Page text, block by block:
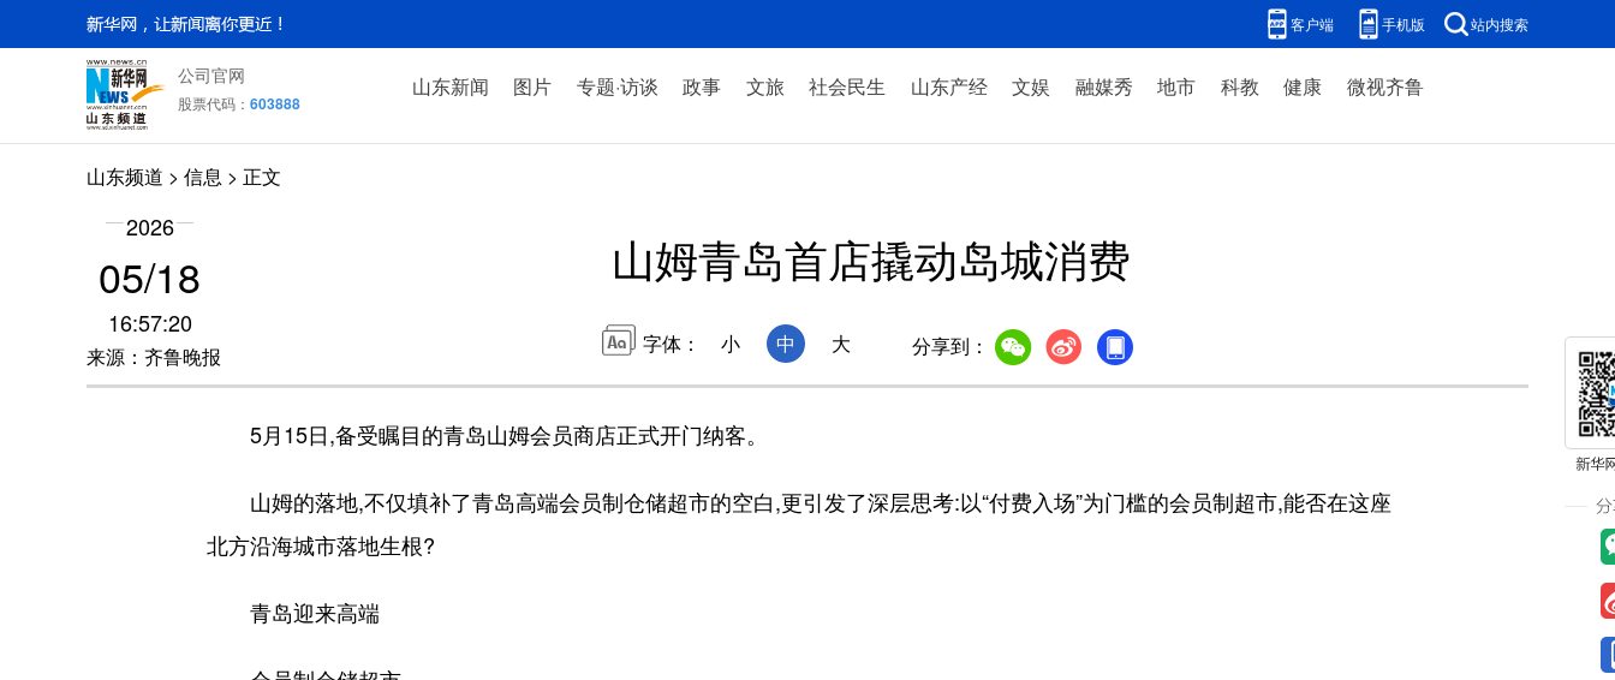
客户端 手机版 站内搜索
公司官网
股票代码： 603888
山东新闻 图片 专题·访谈 政事 文旅 社会民生 山东产经 文娱 融媒秀 地市 科教 健康 微视齐鲁
山东频道 > 信息 > 正文
2026
05/18
16:57:20
来源：齐鲁晚报
山姆青岛首店撬动岛城消费
字体： 小 中 大 分享到：
5月15日,备受瞩目的青岛山姆会员商店正式开门纳客。
山姆的落地,不仅填补了青岛高端会员制仓储超市的空白,更引发了深层思考:以“付费入场”为门槛的会员制超市,能否在这座
北方沿海城市落地生根?
青岛迎来高端